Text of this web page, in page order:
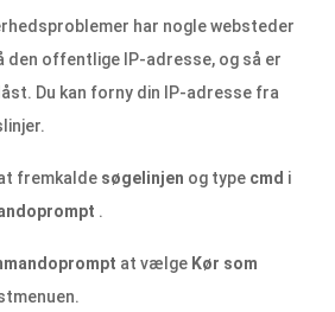
har nogle websteder
den offentlige IP-adresse, og så er
Du kan forny din IP-adresse fra
fremkalde søgelinjen og type cmd i
.
at vælge Kør som